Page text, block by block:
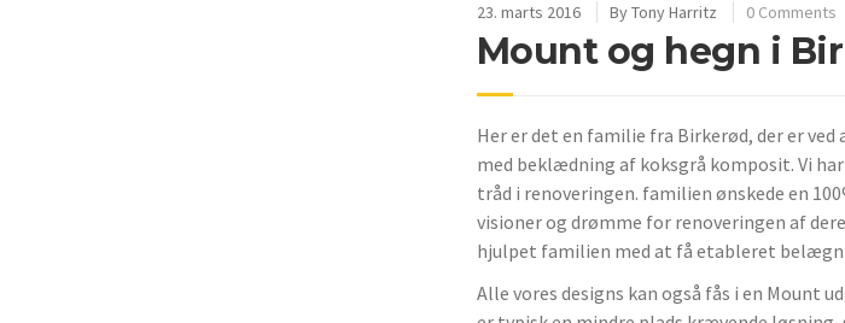
23. marts 2016 ByTony Harritz 0 Comments
Mount og hegn i
Her er det en familie fra Birkerød, der er
med beklædning af koksgrå komposit. Vi
tråd i renoveringen. familien ønskede en
visioner og drømme for renoveringen af
hjulpet familien med at få etableret
Alle vores designs kan også fås i en Mount